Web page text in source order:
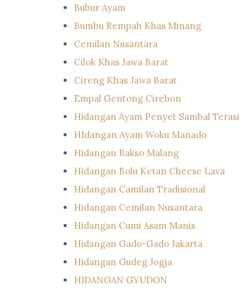
Bubur Ayam
Bumbu Rempah Khas Minang
Cemilan Nusantara
Cilok Khas Jawa Barat
Cireng Khas Jawa Barat
Empal Gentong Cirebon
Hidangan Ayam Penyet Sambal Terasi
HIdangan Ayam Woku Manado
Hidangan Bakso Malang
Hidangan Bolu Ketan Cheese Lava
Hidangan Camilan Tradisional
Hidangan Cemilan Nusantara
Hidangan Cumi Asam Manis
Hidangan Gado-Gado Jakarta
Hidangan Gudeg Jogja
HIDANGAN GYUDON